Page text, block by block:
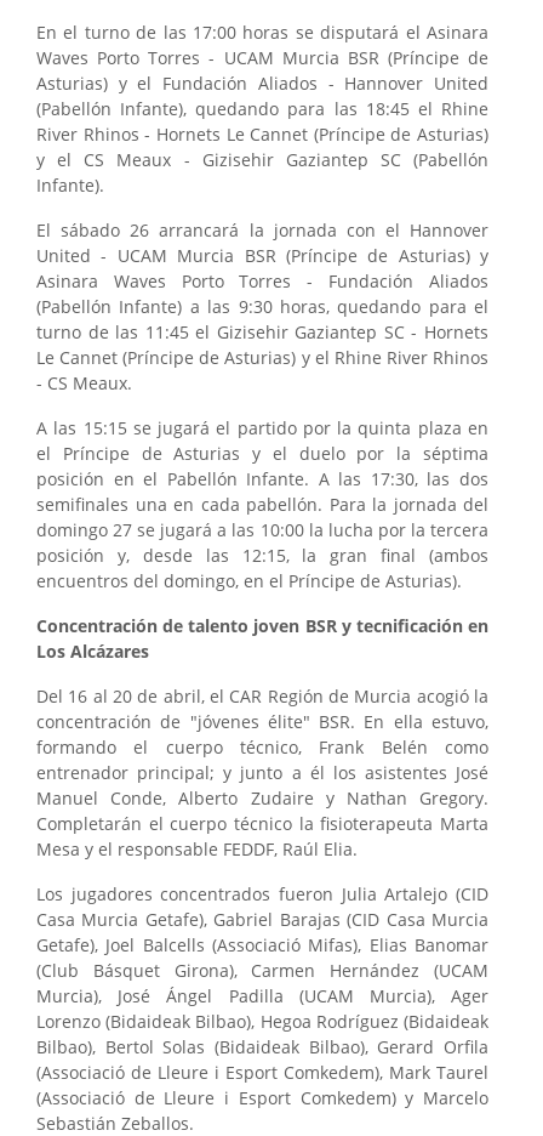
En el turno de las 17:00 horas se disputará el Asinara
Waves Porto Torres - UCAM Murcia BSR (Príncipe de
Asturias) y el Fundación Aliados - Hannover United
(Pabellón Infante), quedando para las 18:45 el Rhine
River Rhinos - Hornets Le Cannet (Príncipe de Asturias)
y el CS Meaux - Gizisehir Gaziantep SC (Pabellón
Infante).
El sábado 26 arrancará la jornada con el Hannover
United - UCAM Murcia BSR (Príncipe de Asturias) y
Asinara Waves Porto Torres - Fundación Aliados
(Pabellón Infante) a las 9:30 horas, quedando para el
turno de las 11:45 el Gizisehir Gaziantep SC - Hornets
Le Cannet (Príncipe de Asturias) y el Rhine River Rhinos
- CS Meaux.
A las 15:15 se jugará el partido por la quinta plaza en
el Príncipe de Asturias y el duelo por la séptima
posición en el Pabellón Infante. A las 17:30, las dos
semifinales una en cada pabellón. Para la jornada del
domingo 27 se jugará a las 10:00 la lucha por la tercera
posición y, desde las 12:15, la gran final (ambos
encuentros del domingo, en el Príncipe de Asturias).
Concentración de talento joven BSR y tecnificación en
Los Alcázares
Del 16 al 20 de abril, el CAR Región de Murcia acogió la
concentración de "jóvenes élite" BSR. En ella estuvo,
formando el cuerpo técnico, Frank Belén como
entrenador principal; y junto a él los asistentes José
Manuel Conde, Alberto Zudaire y Nathan Gregory.
Completarán el cuerpo técnico la fisioterapeuta Marta
Mesa y el responsable FEDDF, Raúl Elia.
Los jugadores concentrados fueron Julia Artalejo (CID
Casa Murcia Getafe), Gabriel Barajas (CID Casa Murcia
Getafe), Joel Balcells (Associació Mifas), Elias Banomar
(Club Básquet Girona), Carmen Hernández (UCAM
Murcia), José Ángel Padilla (UCAM Murcia), Ager
Lorenzo (Bidaideak Bilbao), Hegoa Rodríguez (Bidaideak
Bilbao), Bertol Solas (Bidaideak Bilbao), Gerard Orfila
(Associació de Lleure i Esport Comkedem), Mark Taurel
(Associació de Lleure i Esport Comkedem) y Marcelo
Sebastián Zeballos.